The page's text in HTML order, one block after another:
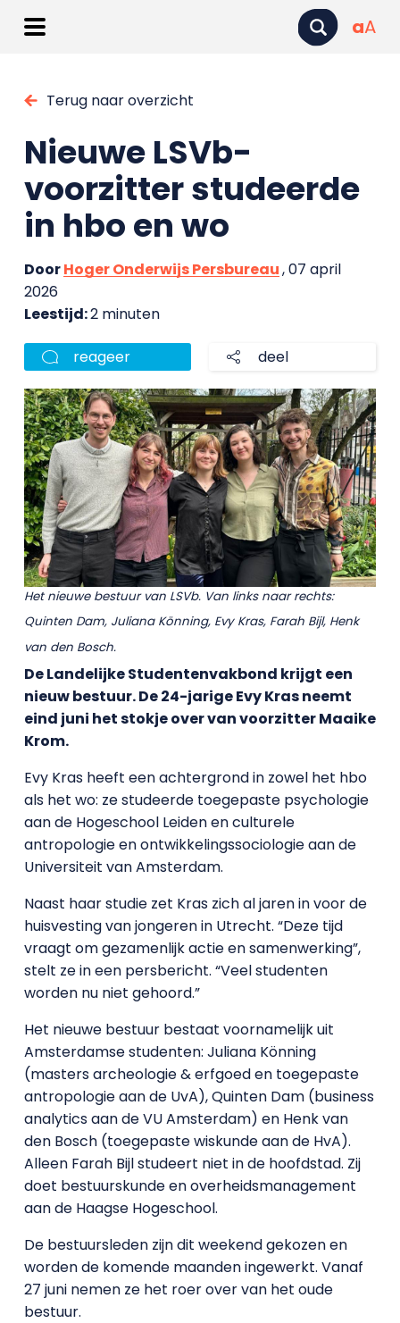
aA
Terug naar overzicht
Nieuwe LSVb-
voorzitter studeerde
in hbo en wo
DoorHoger Onderwijs Persbureau, 07 april
2026
Leestijd:2 minuten
reageer deel
Het nieuwe bestuur van LSVb. Van links naar rechts:
Quinten Dam, Juliana Könning, Evy Kras, Farah Bijl, Henk
van den Bosch.
De Landelijke Studentenvakbond krijgt een
nieuw bestuur. De 24-jarige Evy Kras neemt
eind juni het stokje over van voorzitter Maaike
Krom.
Evy Kras heeft een achtergrond in zowel het hbo
als het wo: ze studeerde toegepaste psychologie
aan de Hogeschool Leiden en culturele
antropologie en ontwikkelingssociologie aan de
Universiteit van Amsterdam.
Naast haar studie zet Kras zich al jaren in voor de
huisvesting van jongeren in Utrecht. “Deze tijd
vraagt om gezamenlijk actie en samenwerking”,
stelt ze in een persbericht. “Veel studenten
worden nu niet gehoord.”
Het nieuwe bestuur bestaat voornamelijk uit
Amsterdamse studenten: Juliana Könning
(masters archeologie & erfgoed en toegepaste
antropologie aan de UvA), Quinten Dam (business
analytics aan de VU Amsterdam) en Henk van
den Bosch (toegepaste wiskunde aan de HvA).
Alleen Farah Bijl studeert niet in de hoofdstad. Zij
doet bestuurskunde en overheidsmanagement
aan de Haagse Hogeschool.
De bestuursleden zijn dit weekend gekozen en
worden de komende maanden ingewerkt. Vanaf
27 juni nemen ze het roer over van het oude
bestuur.